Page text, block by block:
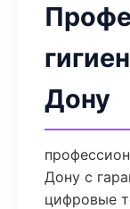
Дону
Дону с
цифровые